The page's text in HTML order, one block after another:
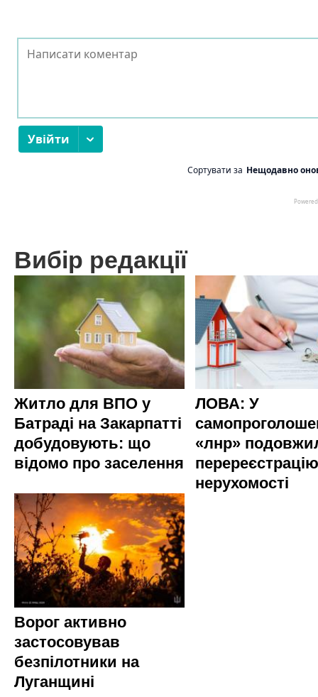
Вибір редакції
Житло для ВПО у
Батраді на Закарпатті
добудовують: що
відомо про заселення
ЛОВА: У
«лнр»
перереєстрацію
нерухомості
Ворог активно
застосовував
безпілотники на
Луганщині